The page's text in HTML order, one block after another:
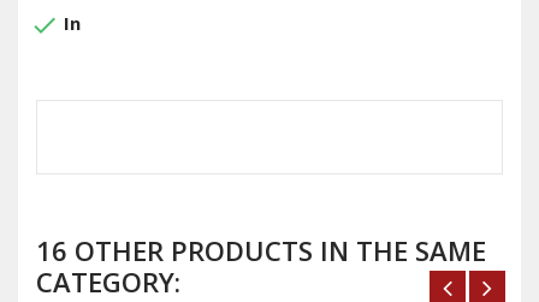
done In
16 OTHER PRODUCTS IN THE SAME
CATEGORY: